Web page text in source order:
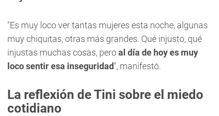
"Es muy loco ver tantas mujeres esta noche, algunas
muy chiquitas, otras más grandes. Qué injusto, qué
injustas muchas cosas, peroal día de hoy es muy
loco sentir esa inseguridad", manifestó.
La reflexión de Tini sobre el miedo
cotidiano